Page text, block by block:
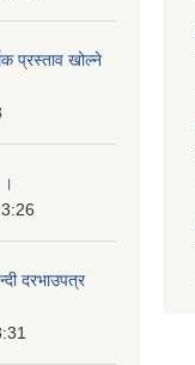
प्रस्ताव खोल्ने
दरभाउपत्र